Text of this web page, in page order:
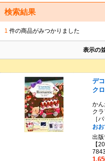
検索結果
1 件の商品がみつかりました
表示の
デ
ク
か
ク
［
お
出
【